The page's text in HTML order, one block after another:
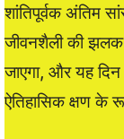
शांतिपूर्वक अंतिम
जीवनशैली की
जाएगा, और यह
ऐतिहासिक क्षण के